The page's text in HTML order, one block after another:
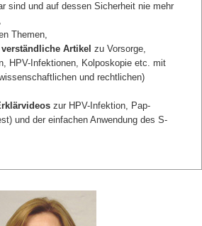
sind und auf dessen Sicherheit nie mehr
Themen,
Artikel zu Vorsorge,
HPV-Infektionen, Kolposkopie etc. mit
und rechtlichen)
zur HPV-Infektion, Pap-
und der einfachen Anwendung des S-